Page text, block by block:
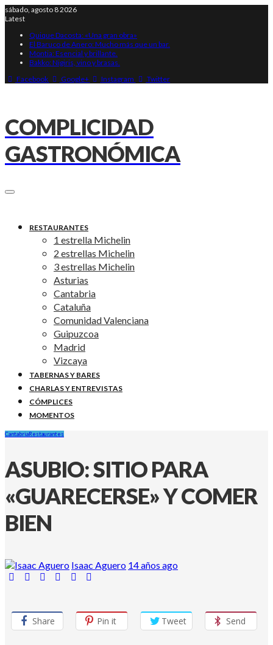
sábado, agosto 8 2026
Latest
Quique Dacosta: «Una gran obra»
El Baruco de Anero: Mucho más que un bar.
Montia: Esencial y brillante.
Bakko: Nigiris, vino y brasas.
Facebook
Google+ Instagram Twitter
COMPLICIDAD
GASTRONÓMICA
RESTAURANTES
1 estrella Michelin
2 estrellas Michelin
3 estrellas Michelin
Asturias
Cantabria
Cataluña
Comunidad Valenciana
Guipuzcoa
Madrid
Vizcaya
TABERNAS Y BARES
CHARLAS Y ENTREVISTAS
CÓMPLICES
MOMENTOS
CantabriaRestaurantes
ASUBIO: SITIO PARA
«GUARECERSE» Y COMER
BIEN
Isaac Aguero 14 años ago
Share Pin it Tweet Send